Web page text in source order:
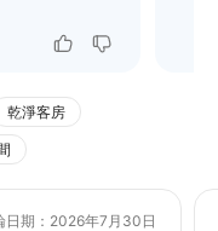
乾淨客房
日期：2026年7月30日